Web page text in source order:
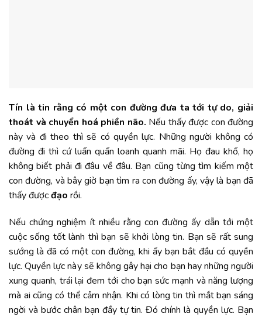
Tín là tin rằng có một con đường đưa ta tới tự do, giải
thoát và chuyển hoá phiền não. Nếu thấy được con đường
này và đi theo thì sẽ có quyền lực. Những người không có
đường đi thì cứ luẩn quẩn loanh quanh mãi. Họ đau khổ, họ
không biết phải đi đâu về đâu. Bạn cũng từng tìm kiếm một
con đường, và bây giờ bạn tìm ra con đường ấy, vậy là bạn đã
thấy đượcđạo rồi.
Nếu chứng nghiệm ít nhiều rằng con đường ấy dẫn tới một
cuộc sống tốt lành thì bạn sẽ khởi lòng tin. Bạn sẽ rất sung
sướng là đã có một con đường, khi ấy bạn bắt đầu có quyền
lực. Quyền lực này sẽ không gây hại cho bạn hay những người
xung quanh, trái lại đem tới cho bạn sức mạnh và năng lượng
mà ai cũng có thể cảm nhận. Khi có lòng tin thì mắt bạn sáng
ngời và bước chân bạn đầy tự tin. Đó chính là quyền lực. Bạn